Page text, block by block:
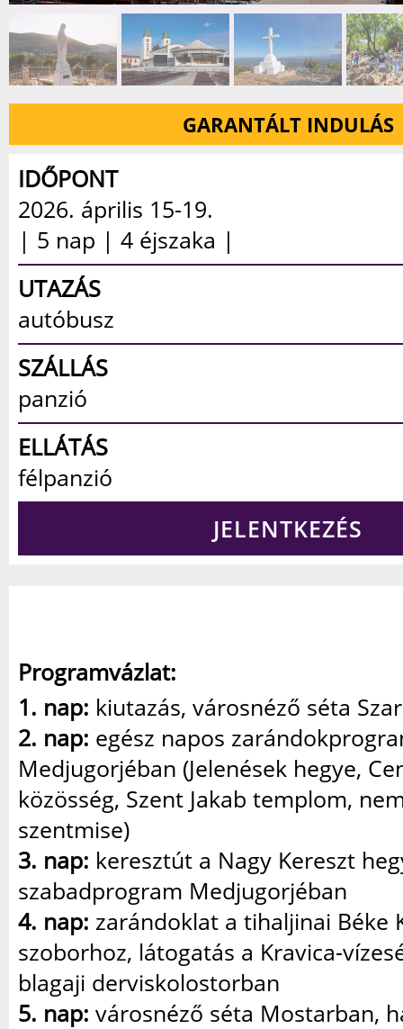
GARANTÁLT INDULÁS
IDŐPONT
2026. április 15-19.
| 5 nap | 4 éjszaka |
UTAZÁS
autóbusz
SZÁLLÁS
panzió
ELLÁTÁS
félpanzió
JELENTKEZÉS
Programvázlat:
1. nap: kiutazás, városnéző séta
2. nap: egész napos
Medjugorjéban (Jelenések hegye,
közösség, Szent Jakab templom,
szentmise)
3. nap: keresztút a Nagy Kereszt
szabadprogram Medjugorjéban
4. nap: zarándoklat a tihaljinai Béke
szoborhoz, látogatás a Kravica-
blagaji derviskolostorban
5. nap: városnéző séta Mostarban,